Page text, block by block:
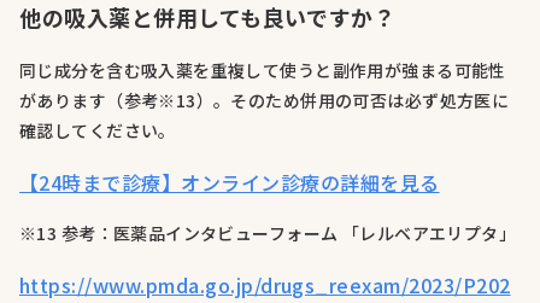
他の吸入薬と併用しても良いですか？
同じ成分を含む吸入薬を重複して使うと副作用が強まる可能性
があります（参考※13）。そのため併用の可否は必ず処方医に
確認してください。
【24時まで診療】オンライン診療の詳細を見る
※13 参考：医薬品インタビューフォーム 「レルベアエリプタ」
https://www.pmda.go.jp/drugs_reexam/2023/P202